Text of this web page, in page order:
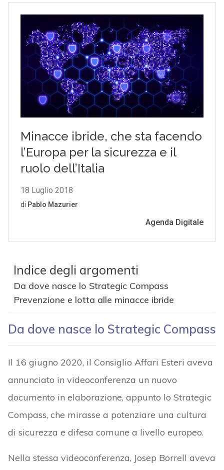
Indice degli argomenti
Da dove nasce lo Strategic Compass
Prevenzione e lotta alle minacce ibride
Da dove nasce lo Strategic Compass
Il 16 giugno 2020, il Consiglio Affari Esteri aveva
annunciato in videoconferenza un nuovo
documento in elaborazione, appunto lo Strategic
Compass, che mirasse a potenziare una cultura
di sicurezza e difesa comune a livello europeo.
Nella stessa videoconferenza, Josep Borrell aveva